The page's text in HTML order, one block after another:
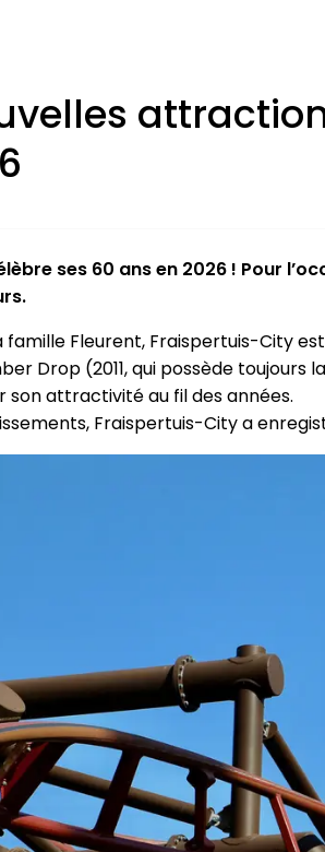
ses 60 ans en 2026 ! Pour
famille Fleurent, Fraispertuis-City
Drop (2011, qui possède toujours
son attractivité au fil des années.
Fraispertuis-City a